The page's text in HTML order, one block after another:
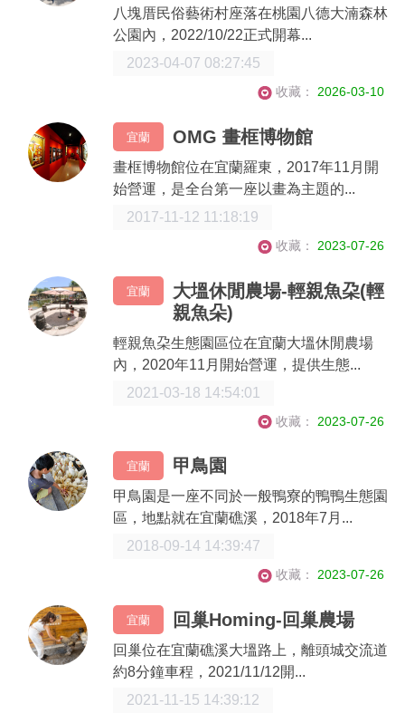
八塊厝民俗藝術村座落在桃園八德大湳森林
公園內，2022/10/22正式開幕...
2023-04-07 08:27:45
收藏： 2026-03-10
宜蘭 OMG 畫框博物館
畫框博物館位在宜蘭羅東，2017年11月開
始營運，是全台第一座以畫為主題的...
2017-11-12 11:18:19
收藏： 2023-07-26
宜蘭
大塭休閒農場-輕親魚朶(輕
親魚朵)
輕親魚朶生態園區位在宜蘭大塭休閒農場
內，2020年11月開始營運，提供生態...
2021-03-18 14:54:01
收藏： 2023-07-26
宜蘭 甲鳥園
甲鳥園是一座不同於一般鴨寮的鴨鴨生態園
區，地點就在宜蘭礁溪，2018年7月...
2018-09-14 14:39:47
收藏： 2023-07-26
宜蘭 回巢Homing-回巢農場
回巢位在宜蘭礁溪大塭路上，離頭城交流道
約8分鐘車程，2021/11/12開...
2021-11-15 14:39:12